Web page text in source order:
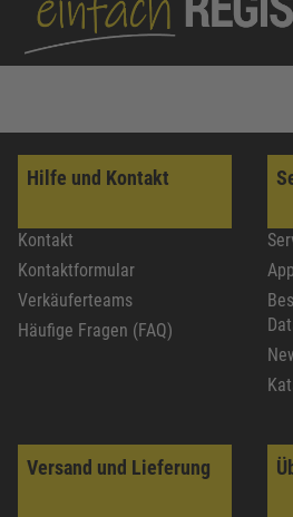
Hilfe und Kontakt
Kontakt
Kontaktformular
Verkäuferteams
Häufige Fragen (FAQ)
App
Versand und Lieferung